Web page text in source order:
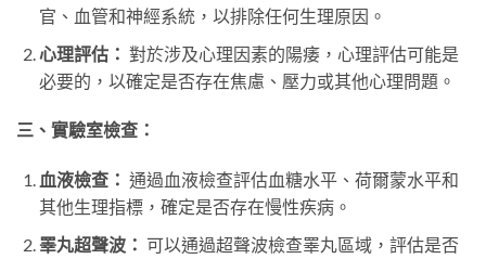
官、血管和神經系統，以排除任何生理原因。
心理評估： 對於涉及心理因素的陽痿，心理評估可能是
必要的，以確定是否存在焦慮、壓力或其他心理問題。
三、實驗室檢查：
血液檢查： 通過血液檢查評估血糖水平、荷爾蒙水平和
其他生理指標，確定是否存在慢性疾病。
睪丸超聲波： 可以通過超聲波檢查睪丸區域，評估是否